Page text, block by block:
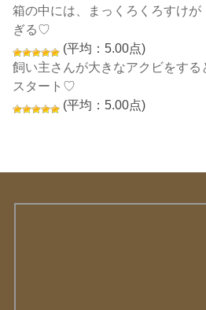
箱の中には、まっくろくろすけ
ぎる♡
(平均：5.00点)
飼い主さんが大きなアクビをす
スタート♡
(平均：5.00点)